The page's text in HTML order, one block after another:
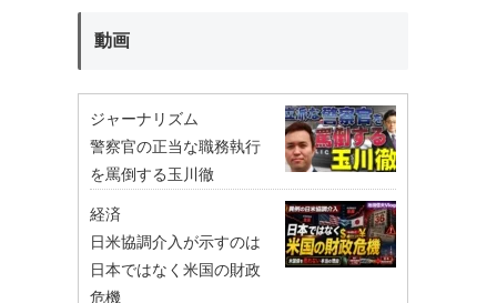
動画
ジャーナリズム
警察官の正当な職務執行
を罵倒する玉川徹
経済
日米協調介入が示すのは
日本ではなく米国の財政
危機